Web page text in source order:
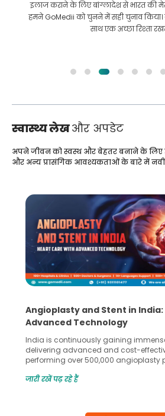
इलाज कराने के लिए बांग्लादेश से भारत की
हमने GoMedii को चुनने में सही चुनाव किया।
साथ एक अच्छा रिश्ता
स्वास्थ्य लेखऔर अपडेट
अपने जीवन को स्वस्थ और बेहतर बनाने के लिए
और अन्य प्रासंगिक आवश्यकताओं के बारे में
Angioplasty and Stent in
Advanced Technology
India is continuously gaining
delivering advanced and cost-
performing over 500,000 angioplasty
globe are searching for treatments
Studies, such as one published
जारी रखें पढ़ रहे हैं